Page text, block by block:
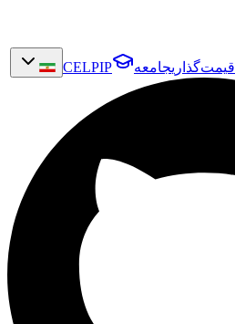
قیمت‌گذاریجامعه CELPIP